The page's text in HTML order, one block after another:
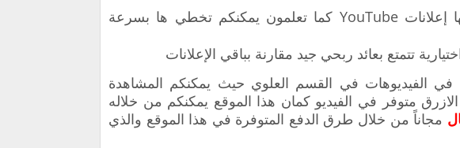
‏الإعلانات القابلة للتخطيط شبيها إعلانات YouTube كما تعلمون يمكنكم تخطي ها بسرعة
تتمتع بعائد ربحي جيد مقارنة بباقي الإعلانات
الفيديوهات في القسم العلوي حيث يمكنكم المشاهدة
متوفر في الفيديو كمان هذا الموقع يمكنكم من خلاله
مجاناً من خلال طرق الدفع المتوفرة في هذا الموقع والذي